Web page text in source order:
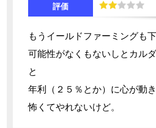
評価
もうイールドファーミングも
可能性がなくもないしとカル
と
年利（２５％とか）に心が動き
怖くてやれないけど。